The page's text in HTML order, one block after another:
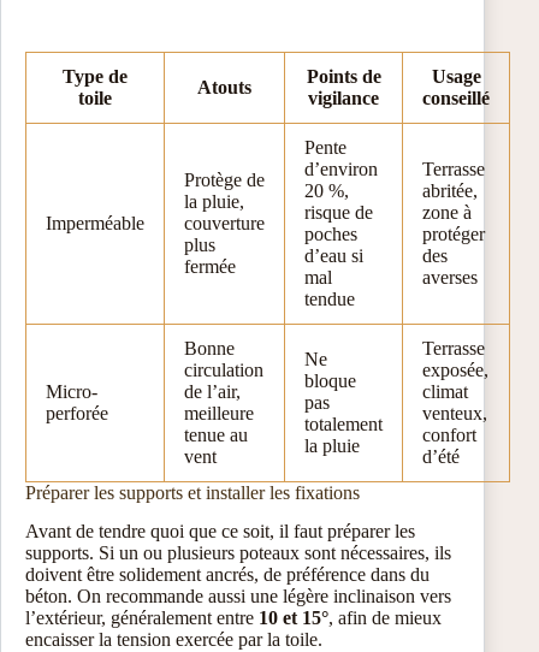
Type de
toile
Atouts
Points de
vigilance
Usage
conseillé
Imperméable
Protège de
la pluie,
couverture
plus
fermée
Pente
d’environ
20 %,
risque de
poches
d’eau si
mal
tendue
Terrasse
abritée,
zone à
protéger
des
averses
Micro-
perforée
Bonne
circulation
de l’air,
meilleure
tenue au
vent
Ne
bloque
pas
totalement
la pluie
Terrasse
exposée,
climat
venteux,
confort
d’été
Préparer les supports et installer les fixations
Avant de tendre quoi que ce soit, il faut préparer les
supports. Si un ou plusieurs poteaux sont nécessaires, ils
doivent être solidement ancrés, de préférence dans du
béton. On recommande aussi une légère inclinaison vers
l’extérieur, généralement entre 10 et 15°, afin de mieux
encaisser la tension exercée par la toile.